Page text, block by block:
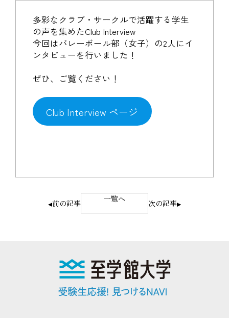
多彩なクラブ・サークルで活躍する学生
の声を集めたClub Interview
今回はバレーボール部（女子）の2人にイ
ンタビューを行いました！
ぜひ、ご覧ください！
Club Interview ページ
前の記事 一覧へ 次の記事